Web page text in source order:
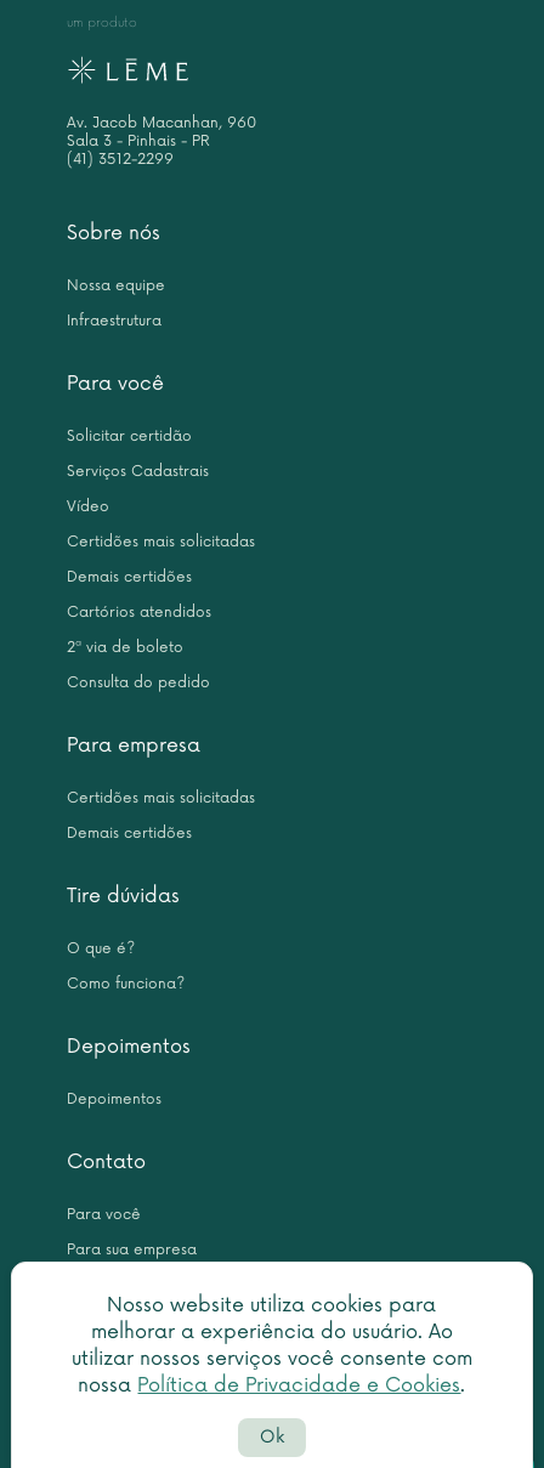
Nosso website utiliza cookies para
melhorar a experiência do usuário. Ao
utilizar nossos serviços você consente com
nossa Política de Privacidade e Cookies.
Ok
Sobre nós
Nossa equipe
Infraestrutura
Para você
Solicitar certidão
Serviços Cadastrais
Vídeo
Certidões mais solicitadas
Demais certidões
Cartórios atendidos
2ª via de boleto
Consulta do pedido
Para empresa
Certidões mais solicitadas
Demais certidões
Tire dúvidas
O que é?
Como funciona?
Depoimentos
Depoimentos
Contato
Para você
Para sua empresa
um produto
Av. Jacob Macanhan, 960
Sala 3 - Pinhais - PR
(41) 3512-2299
Copyright © 2026 Leme Inteligência Forense 10.999.476/0001-31. All
rights reserved.
Política de privacidade|Termo de utilização